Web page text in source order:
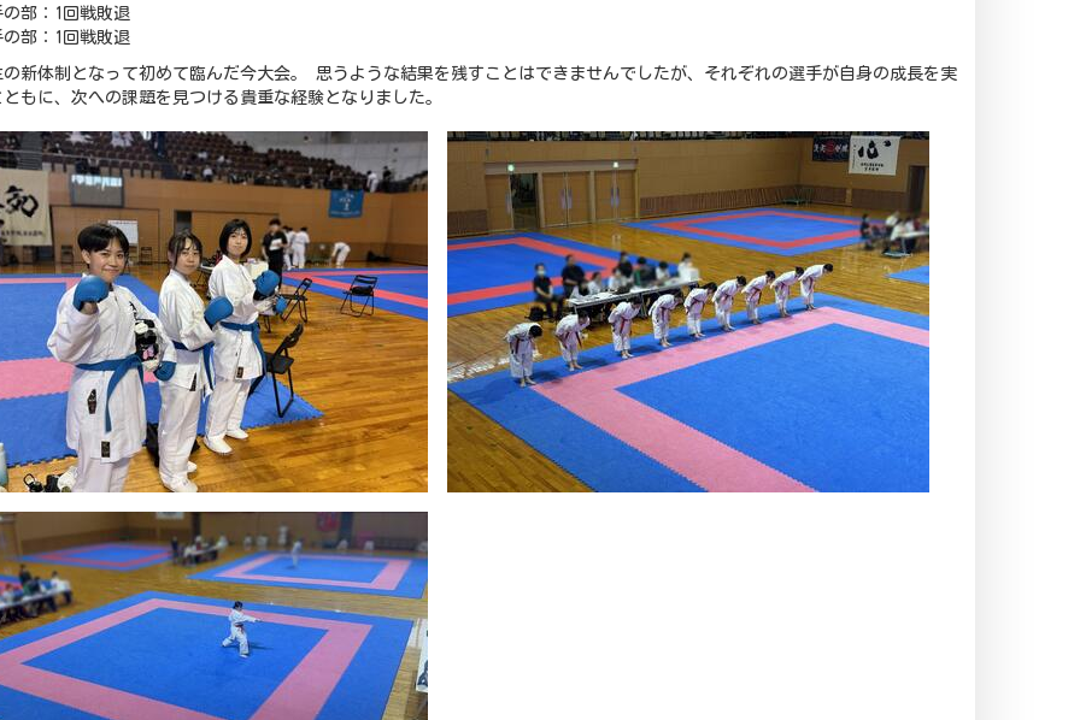
部：1回戦敗退
部：1回戦敗退
の新体制となって初めて臨んだ今大会。 思うような結果を残すことはできませんでしたが、それぞれの選手が自身の成長を実
もに、次への課題を見つける貴重な経験となりました。